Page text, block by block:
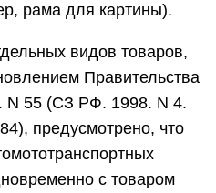
рама для картины).
видов товаров,
Правительства
N 55 (СЗ РФ. 1998. N 4.
предусмотрено, что
с товаром